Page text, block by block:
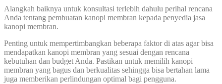
Alangkah baiknya untuk konsultasi terlebih dahulu perihal rencana
Anda tentang pembuatan kanopi membran kepada penyedia jasa
kanopi membran.
Penting untuk mempertimbangkan beberapa faktor di atas agar bisa
mendapatkan kanopi membran yang sesuai dengan rencana
kebutuhan dan budget Anda. Pastikan untuk memilih kanopi
membran yang bagus dan berkualitas sehingga bisa bertahan lama
juga memberikan perlindungan optimal bagi pengguna.